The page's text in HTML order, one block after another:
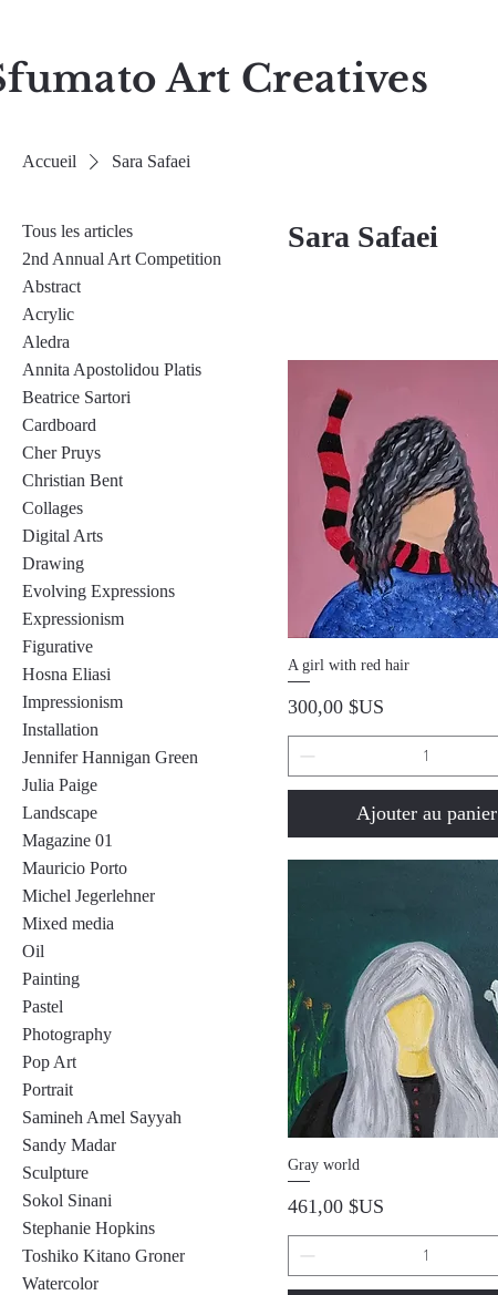
Art Creatives
Accueil Sara Safaei
Tous les articles
2nd Annual Art Competition
Abstract
Acrylic
Aledra
Annita Apostolidou Platis
Beatrice Sartori
Cardboard
Cher Pruys
Christian Bent
Collages
Digital Arts
Drawing
Evolving Expressions
Expressionism
Figurative
Hosna Eliasi
Impressionism
Installation
Jennifer Hannigan Green
Julia Paige
Landscape
Magazine 01
Mauricio Porto
Michel Jegerlehner
Mixed media
Oil
Painting
Pastel
Photography
Pop Art
Portrait
Samineh Amel Sayyah
Sandy Madar
Sculpture
Sokol Sinani
Stephanie Hopkins
Toshiko Kitano Groner
Watercolor
Sara Safaei
Aperçu rapide
A girl with red hair
Prix
300,00 $US
Ajouter au panier
Gray world
Prix
461,00 $US